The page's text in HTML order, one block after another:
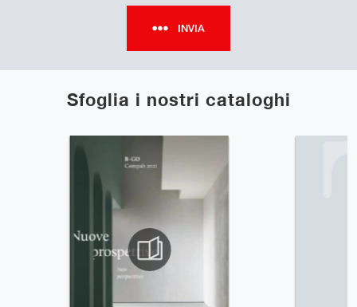
Sfoglia i nostri cataloghi
INVIA